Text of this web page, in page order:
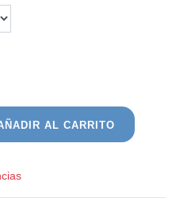
AL CARRITO